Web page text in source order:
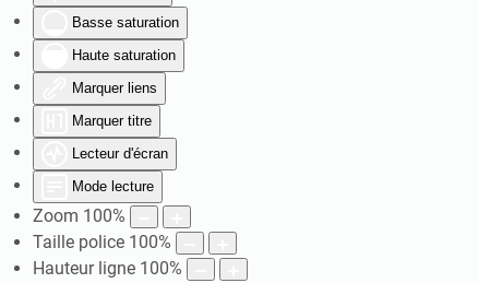
Basse saturation
Haute saturation
Marquer liens
Marquer titre
Lecteur d'écran
Mode lecture
Zoom 100%
Taille police 100%
Hauteur ligne 100%